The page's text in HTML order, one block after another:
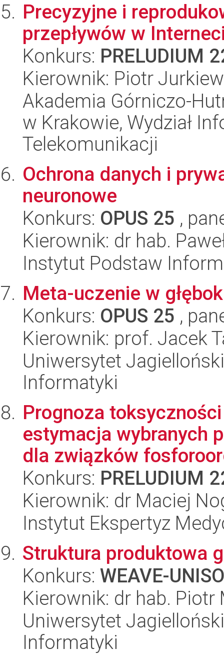
Precyzyjne i
przepływów w
Konkurs: PRELUDIUM
Kierownik: Piotr
Akademia Górniczo-
w Krakowie, Wydział
Telekomunikacji
Ochrona danych i
neuronowe
Konkurs: OPUS 25 ,
Kierownik: dr hab.
Instytut Podstaw
Meta-uczenie w
Konkurs: OPUS 25 ,
Kierownik: prof. Jacek
Uniwersytet
Informatyki
Prognoza
estymacja wybranych
dla związków
Konkurs: PRELUDIUM
Kierownik: dr Maciej
Instytut Ekspertyz
Struktura produktowa
Konkurs: WEAVE-
Kierownik: dr hab. Piotr
Uniwersytet
Informatyki